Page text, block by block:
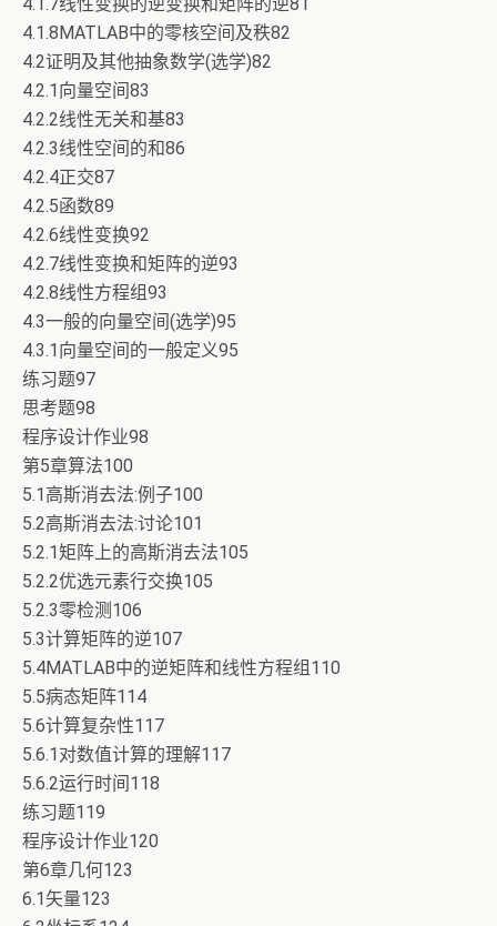
4.1.8MATLAB中的零核空间及秩82
4.2证明及其他抽象数学(选学)82
4.2.1向量空间83
4.2.2线性无关和基83
4.2.3线性空间的和86
4.2.4正交87
4.2.5函数89
4.2.6线性变换92
4.2.7线性变换和矩阵的逆93
4.2.8线性方程组93
4.3一般的向量空间(选学)95
4.3.1向量空间的一般定义95
练习题97
思考题98
程序设计作业98
第5章算法100
5.1高斯消去法:例子100
5.2高斯消去法:讨论101
5.2.1矩阵上的高斯消去法105
5.2.2优选元素行交换105
5.2.3零检测106
5.3计算矩阵的逆107
5.4MATLAB中的逆矩阵和线性方程组110
5.5病态矩阵114
5.6计算复杂性117
5.6.1对数值计算的理解117
5.6.2运行时间118
练习题119
程序设计作业120
第6章几何123
6.1矢量123